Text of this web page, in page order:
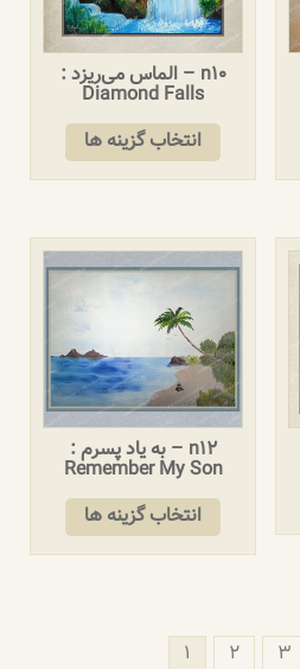
n10 – الماس می‌ریزد :
Diamond Falls
انتخاب گزینه ها
n12 – به یاد پسرم :
Remember My Son
انتخاب گزینه ها
۱ ۲ ۳